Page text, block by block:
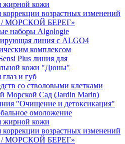
жирной кожи
возрастных изменений
/ МОРСКОЙ БЕРЕГ»
наборы Algologie
линия с ALGO4
комплексом
Plus линия для
кожи "Дюны"
и губ
со стволовыми клетками
Морской Сад (Jardin Marin)
"Очищение и детоксикация"
омоложение
жирной кожи
возрастных изменений
/ МОРСКОЙ БЕРЕГ»